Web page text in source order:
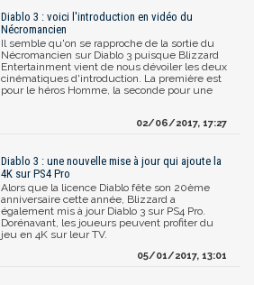
Diablo 3 : voici l'introduction en vidéo du
Nécromancien
Il semble qu'on se rapproche de la sortie du
Nécromancien sur Diablo 3 puisque Blizzard
Entertainment vient de nous dévoiler les deux
cinématiques d'introduction. La première est
pour le héros Homme, la seconde pour une
02/06/2017, 17:27
Diablo 3 : une nouvelle mise à jour qui ajoute la
4K sur PS4 Pro
Alors que la licence Diablo fête son 20ème
anniversaire cette année, Blizzard a
également mis à jour Diablo 3 sur PS4 Pro.
Dorénavant, les joueurs peuvent profiter du
jeu en 4K sur leur TV.
05/01/2017, 13:01